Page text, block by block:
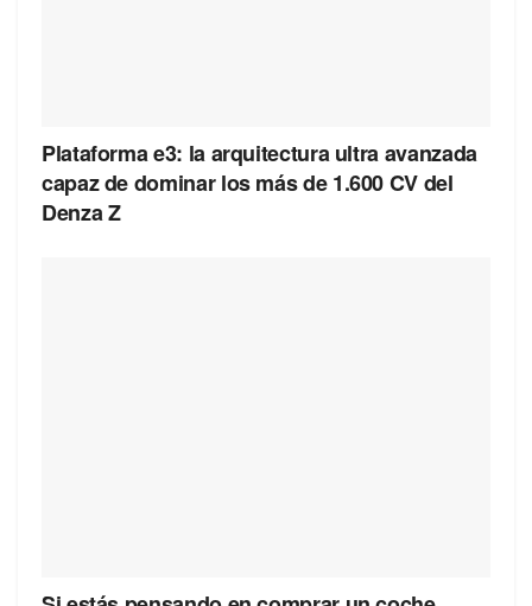
Plataforma e3: la arquitectura ultra avanzada
capaz de dominar los más de 1.600 CV del
Denza Z